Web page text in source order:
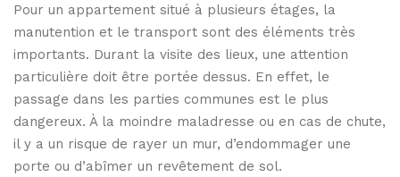
Pour un appartement situé à plusieurs étages, la
manutention et le transport sont des éléments très
importants. Durant la visite des lieux, une attention
particulière doit être portée dessus. En effet, le
passage dans les parties communes est le plus
dangereux. À la moindre maladresse ou en cas de chute,
il y a un risque de rayer un mur, d’endommager une
porte ou d’abîmer un revêtement de sol.